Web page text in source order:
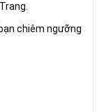
chiêm ngưỡng